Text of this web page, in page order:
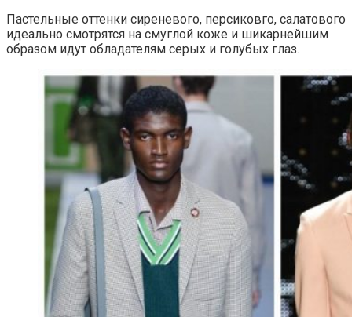
Пастельные оттенки сиреневого, персиковго, салатового
идеально смотрятся на смуглой коже и шикарнейшим
образом идут обладателям серых и голубых глаз.